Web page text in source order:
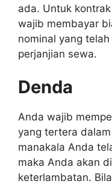
ada. Untuk
wajib membayar
nominal yang
perjanjian sewa.
Denda
Anda wajib
yang tertera
manakala Anda
maka Anda akan
keterlambatan.